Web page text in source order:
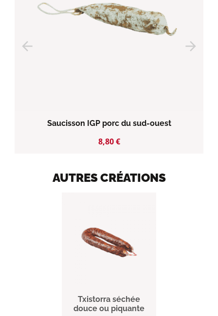
arrow_back
Saucisson IGP porc du sud-ouest
Prix
8,80 €
arrow_forward
AUTRES CRÉATIONS
Txistorra séchée
douce ou piquante